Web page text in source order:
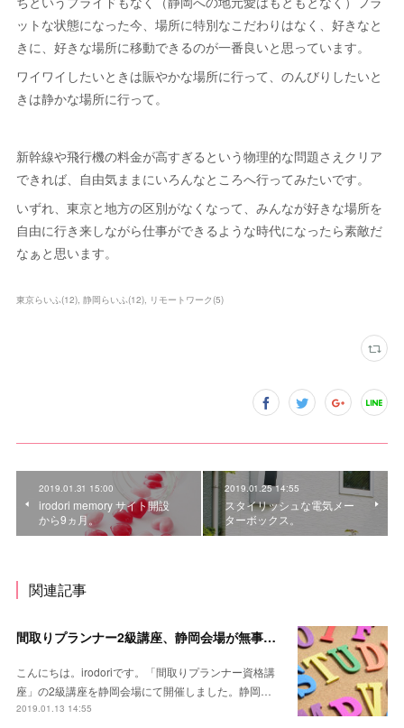
ットな状態になった今、場所に特別なこだわりはなく、好きなと
きに、好きな場所に移動できるのが一番良いと思っています。
ワイワイしたいときは賑やかな場所に行って、のんびりしたいと
きは静かな場所に行って。
新幹線や飛行機の料金が高すぎるという物理的な問題さえクリア
できれば、自由気ままにいろんなところへ行ってみたいです。
いずれ、東京と地方の区別がなくなって、みんなが好きな場所を
自由に行き来しながら仕事ができるような時代になったら素敵だ
なぁと思います。
東京らいふ(12) 静岡らいふ(12) リモートワーク(5)
2019.01.31 15:00
irodori memory サイト開設
から9ヵ月。
2019.01.25 14:55
スタイリッシュな電気メー
ターボックス。
関連記事
間取りプランナー2級講座、静岡会場が無事に終了。
こんにちは。irodoriです。「間取りプランナー資格講
座」の2級講座を静岡会場にて開催しました。静岡…
2019.01.13 14:55